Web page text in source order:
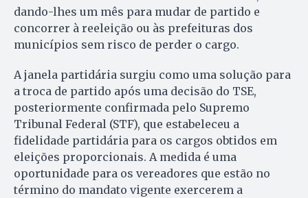
dando-lhes um mês para mudar de partido e
concorrer à reeleição ou às prefeituras dos
municípios sem risco de perder o cargo.
A janela partidária surgiu como uma solução para
a troca de partido após uma decisão do TSE,
posteriormente confirmada pelo Supremo
Tribunal Federal (STF), que estabeleceu a
fidelidade partidária para os cargos obtidos em
eleições proporcionais. A medida é uma
oportunidade para os vereadores que estão no
término do mandato vigente exercerem a